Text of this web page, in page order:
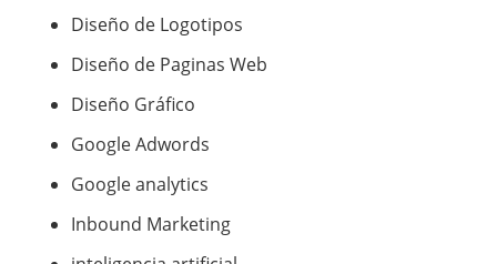
Diseño de Logotipos
Diseño de Paginas Web
Diseño Gráfico
Google Adwords
Google analytics
Inbound Marketing